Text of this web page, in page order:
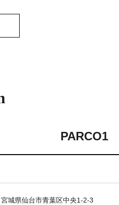
PARCO1
宮城県仙台市青葉区中央1-2-3